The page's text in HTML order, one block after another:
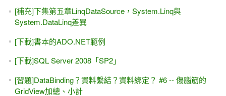
[youtube影片]ASP.NET專題實務(I)，上集第六章DetailsView
'XXX\yyyy' 的登入失敗